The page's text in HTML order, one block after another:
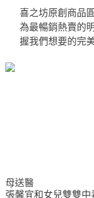
喜之坊原創商品
為最暢銷熱賣的
握我們想要的完
母送醫
張馨宜和女兒雙雙